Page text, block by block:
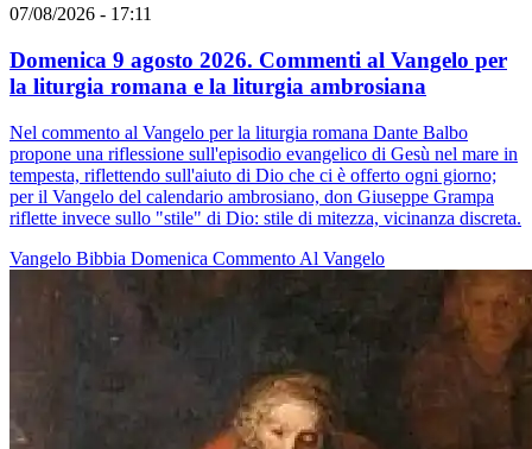
07/08/2026 - 17:11
Domenica 9 agosto 2026. Commenti al Vangelo per
la liturgia romana e la liturgia ambrosiana
Nel commento al Vangelo per la liturgia romana Dante Balbo
propone una riflessione sull'episodio evangelico di Gesù nel mare in
tempesta, riflettendo sull'aiuto di Dio che ci è offerto ogni giorno;
per il Vangelo del calendario ambrosiano, don Giuseppe Grampa
riflette invece sullo "stile" di Dio: stile di mitezza, vicinanza discreta.
Vangelo Bibbia Domenica Commento Al Vangelo